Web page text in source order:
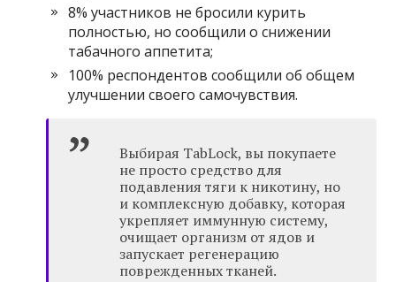
8% участников не бросили курить
полностью, но сообщили о снижении
табачного аппетита;
100% респондентов сообщили об общем
улучшении своего самочувствия.
Выбирая TabLock, вы покупаете
не просто средство для
подавления тяги к никотину, но
и комплексную добавку, которая
укрепляет иммунную систему,
очищает организм от ядов и
запускает регенерацию
поврежденных тканей.